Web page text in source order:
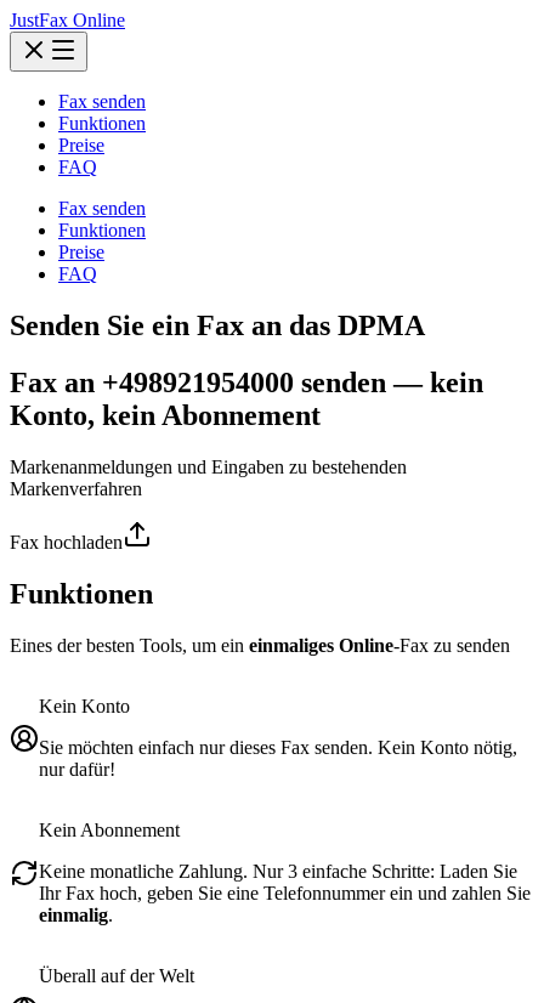
JustFax Online
Fax senden
Funktionen
Preise
FAQ
Fax senden
Funktionen
Preise
FAQ
Senden Sie ein Fax an das DPMA
Fax an +498921954000 senden — kein
Konto, kein Abonnement
Markenanmeldungen und Eingaben zu bestehenden
Markenverfahren
Fax hochladen
Funktionen
Eines der besten Tools, um ein einmaliges Online-Fax zu senden
Kein Konto
Sie möchten einfach nur dieses Fax senden. Kein Konto nötig,
nur dafür!
Kein Abonnement
Keine monatliche Zahlung. Nur 3 einfache Schritte: Laden Sie
Ihr Fax hoch, geben Sie eine Telefonnummer ein und zahlen Sie
einmalig.
Überall auf der Welt